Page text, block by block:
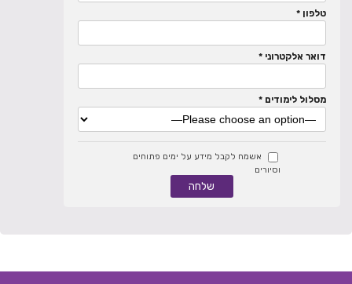
טלפון *
דואר אלקטרוני *
מסלול לימודים *
אשמח לקבל מידע על ימים פתוחים
וסיורים